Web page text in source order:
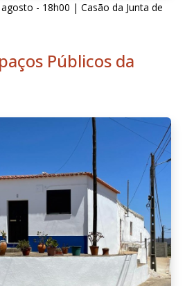
agosto - 18h00 | Casão da Junta de
Públicos da